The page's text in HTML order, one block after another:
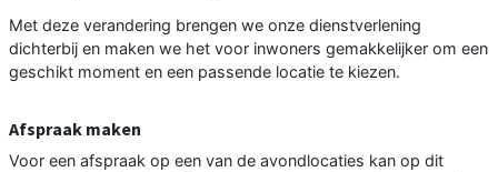
Met deze verandering brengen we onze dienstverlening
dichterbij en maken we het voor inwoners gemakkelijker om een
geschikt moment en een passende locatie te kiezen.
Afspraak maken
Voor een afspraak op een van de avondlocaties kan op dit